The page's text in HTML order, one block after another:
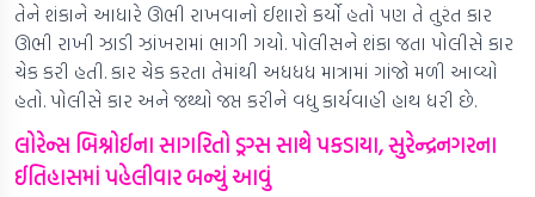
તેને શંકાને આધારે ઊભી રાખવાનો ઈશારો કર્યો હતો પણ તે તુરંત કાર
ઊભી રાખી ઝાડી ઝાંખરામાં ભાગી ગયો. પોલીસને શંકા જતા પોલીસે કાર
ચેક કરી હતી. કાર ચેક કરતા તેમાંથી અધધધ માત્રામાં ગાંજો મળી આવ્યો
હતો. પોલીસે કાર અને જથ્થો જપ્ત કરીને વધુ કાર્યવાહી હાથ ધરી છે.
લોરેન્સ બિશ્નોઈના સાગરિતો ડ્રગ્સ સાથે પકડાયા, સુરેન્દ્રનગરના
ઈતિહાસમાં પહેલીવાર બન્યું આવું